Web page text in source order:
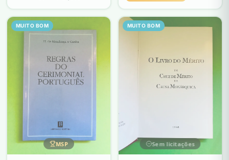
MUITO BOM
MSP
MUITO BOM
Sem licitações